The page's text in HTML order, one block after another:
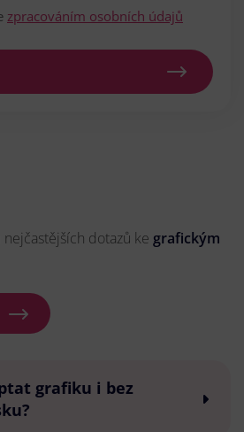
zpracováním osobních údajů
dotazů ke grafickým
grafiku i bez